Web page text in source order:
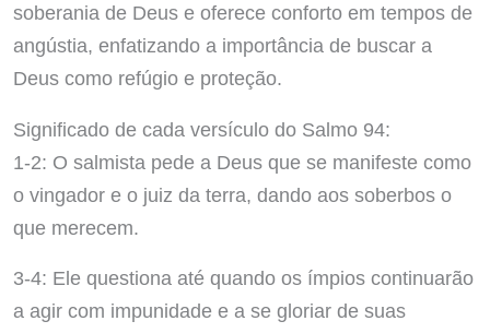
soberania de Deus e oferece conforto em tempos de
angústia, enfatizando a importância de buscar a
Deus como refúgio e proteção.
Significado de cada versículo do Salmo 94:
1-2: O salmista pede a Deus que se manifeste como
o vingador e o juiz da terra, dando aos soberbos o
que merecem.
3-4: Ele questiona até quando os ímpios continuarão
a agir com impunidade e a se gloriar de suas